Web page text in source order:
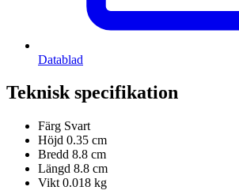
Datablad
Teknisk specifikation
Färg Svart
Höjd 0.35 cm
Bredd 8.8 cm
Längd 8.8 cm
Vikt 0.018 kg